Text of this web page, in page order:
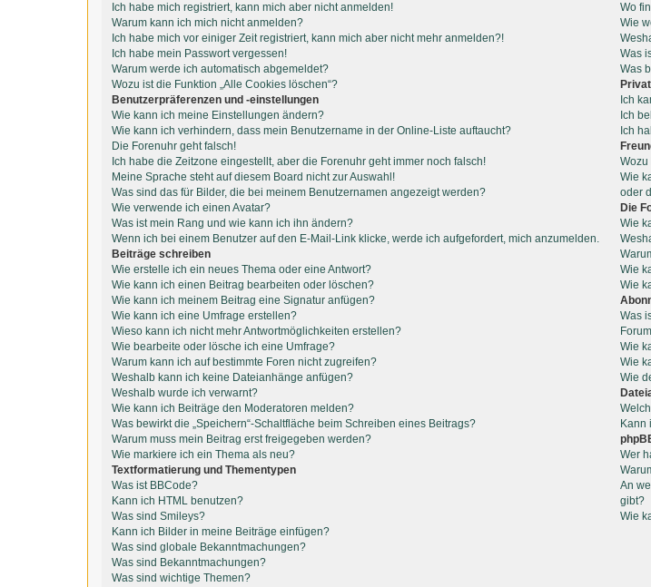
Ich habe mich registriert, kann mich aber nicht anmelden!
Warum kann ich mich nicht anmelden?
Ich habe mich vor einiger Zeit registriert, kann mich aber nicht mehr anmelden?!
Ich habe mein Passwort vergessen!
Warum werde ich automatisch abgemeldet?
Wozu ist die Funktion „Alle Cookies löschen“?
Benutzerpräferenzen und -einstellungen
Wie kann ich meine Einstellungen ändern?
Wie kann ich verhindern, dass mein Benutzername in der Online-Liste auftaucht?
Die Forenuhr geht falsch!
Ich habe die Zeitzone eingestellt, aber die Forenuhr geht immer noch falsch!
Meine Sprache steht auf diesem Board nicht zur Auswahl!
Was sind das für Bilder, die bei meinem Benutzernamen angezeigt werden?
Wie verwende ich einen Avatar?
Was ist mein Rang und wie kann ich ihn ändern?
Wenn ich bei einem Benutzer auf den E-Mail-Link klicke, werde ich aufgefordert, mich anzumelden.
Beiträge schreiben
Wie erstelle ich ein neues Thema oder eine Antwort?
Wie kann ich einen Beitrag bearbeiten oder löschen?
Wie kann ich meinem Beitrag eine Signatur anfügen?
Wie kann ich eine Umfrage erstellen?
Wieso kann ich nicht mehr Antwortmöglichkeiten erstellen?
Wie bearbeite oder lösche ich eine Umfrage?
Warum kann ich auf bestimmte Foren nicht zugreifen?
Weshalb kann ich keine Dateianhänge anfügen?
Weshalb wurde ich verwarnt?
Wie kann ich Beiträge den Moderatoren melden?
Was bewirkt die „Speichern“-Schaltfläche beim Schreiben eines Beitrags?
Warum muss mein Beitrag erst freigegeben werden?
Wie markiere ich ein Thema als neu?
Textformatierung und Thementypen
Was ist BBCode?
Kann ich HTML benutzen?
Was sind Smileys?
Kann ich Bilder in meine Beiträge einfügen?
Was sind globale Bekanntmachungen?
Was sind Bekanntmachungen?
Was sind wichtige Themen?
Wo
Wie
Was
Was
Ich
Ich
Ich
Wie
oder
Die
Wie
Wie
Wie
Was
Wie
Wie
Wie
Kann
Wer
An
gibt?
Wie